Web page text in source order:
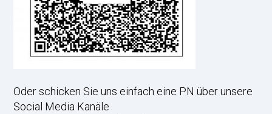
Oder schicken Sie uns einfach eine PN über unsere
Social Media Kanäle